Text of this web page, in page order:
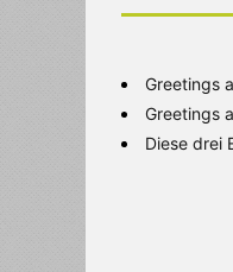
Greetings
Greetings
Diese drei